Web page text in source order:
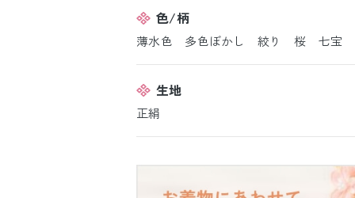
色/柄
薄水色 多色ぼかし 絞り 桜 七宝
生地
正絹